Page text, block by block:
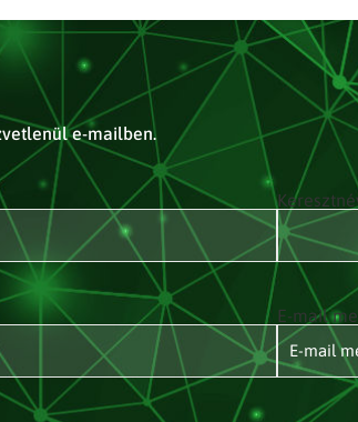
e-mailben.
E-mail